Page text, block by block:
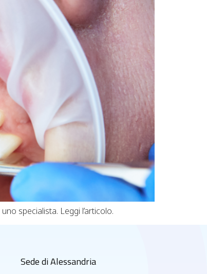
specialista. Leggi l’articolo.
Sede di Alessandria